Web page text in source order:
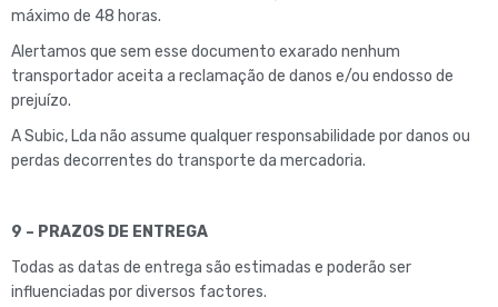
máximo de 48 horas.
Alertamos que sem esse documento exarado nenhum
transportador aceita a reclamação de danos e/ou endosso de
prejuízo.
A Subic, Lda não assume qualquer responsabilidade por danos ou
perdas decorrentes do transporte da mercadoria.
9 – PRAZOS DE ENTREGA
Todas as datas de entrega são estimadas e poderão ser
influenciadas por diversos factores.